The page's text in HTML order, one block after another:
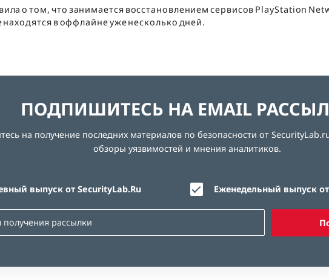
о том, что занимается восстановлением сервисов PlayStation
в оффлайне уже несколько дней.
ПОДПИШИТЕСЬ НА EMAIL
на получение последних материалов по безопасности от
обзоры уязвимостей и мнения аналитиков.
выпуск от SecurityLab.Ru Еженедельный выпуск